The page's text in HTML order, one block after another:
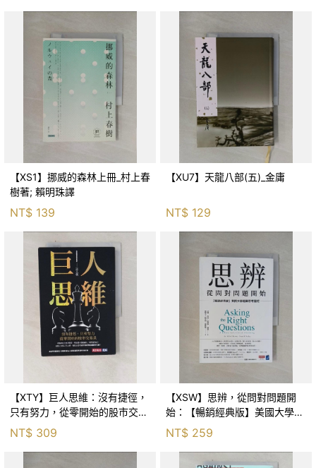
【XS1】挪威的森林上冊_村上春
樹著; 賴明珠譯
NT$ 139
【XU7】天龍八部(五)_金庸
NT$ 129
【XTY】巨人思維：沒有捷徑，
只有努力，從零開始的股市交易
員_巨人傑
NT$ 309
【XSW】思辨，從問對問題開
始：【暢銷經典版】美國大學邏
輯思考聖經_尼爾．布朗, 史都
華．基里, 羅耀宗, 蔡宏明, 黃賓
NT$ 259